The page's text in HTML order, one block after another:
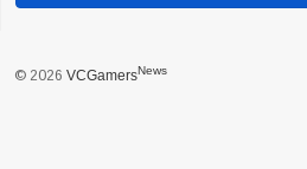
© 2026 VCGamersNews